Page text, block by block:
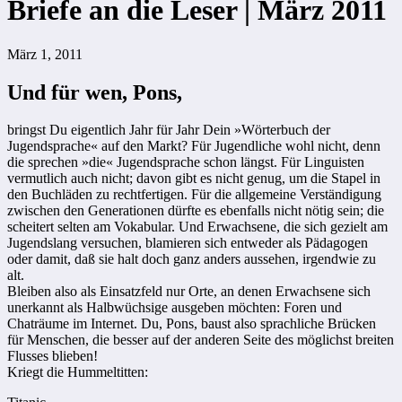
Briefe an die Leser | März 2011
März 1, 2011
Und für wen, Pons,
bringst Du eigentlich Jahr für Jahr Dein »Wörterbuch der
Jugendsprache« auf den Markt? Für Jugendliche wohl nicht, denn
die sprechen »die« Jugendsprache schon längst. Für Linguisten
vermutlich auch nicht; davon gibt es nicht genug, um die Stapel in
den Buchläden zu rechtfertigen. Für die allgemeine Verständigung
zwischen den Generationen dürfte es ebenfalls nicht nötig sein; die
scheitert selten am Vokabular. Und Erwachsene, die sich gezielt am
Jugendslang versuchen, blamieren sich entweder als Pädagogen
oder damit, daß sie halt doch ganz anders aussehen, irgendwie zu
alt.
Bleiben also als Einsatzfeld nur Orte, an denen Erwachsene sich
unerkannt als Halbwüchsige ausgeben möchten: Foren und
Chaträume im Internet. Du, Pons, baust also sprachliche Brücken
für Menschen, die besser auf der anderen Seite des möglichst breiten
Flusses blieben!
Kriegt die Hummeltitten: